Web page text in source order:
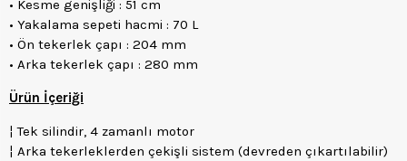
• Kesme genişliği : 51 cm
• Yakalama sepeti hacmi : 70 L
• Ön tekerlek çapı : 204 mm
• Arka tekerlek çapı : 280 mm
Ürün İçeriği
¦ Tek silindir, 4 zamanlı motor
¦ Arka tekerleklerden çekişli sistem (devreden çıkartılabilir)